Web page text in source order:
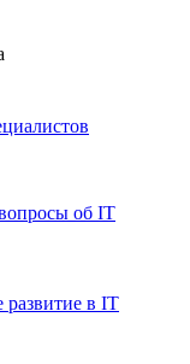
об IT
развитие в IT